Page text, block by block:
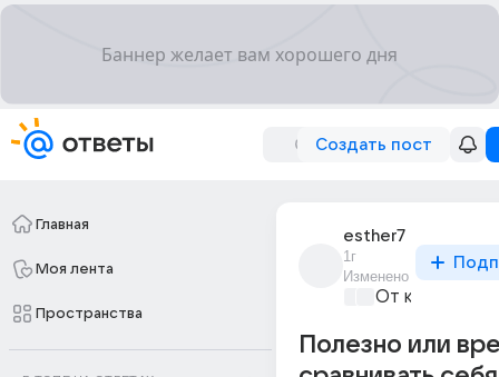
Создать пост
Главная
Моя лента
Пространства
esther7
1г
Изменено
От колыбели
Полезно или